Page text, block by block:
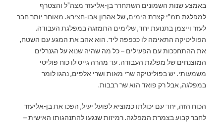
באמצע שנות השמונים השתחרר בן-אליעזר מצה"ל והצטרף
למפלגת תמ"י קצרת הימים, של אהרון אבו-חצירא. מאוחר יותר חבר
לעזר וייצמן בתנועת יחד, שלימים התמזגה במפלגת העבודה.
הפוליטיקה התאימה לו ככפפה ליד. הוא אהב את המגע עם השטח,
את ההתחככות עם הפעילים – כל מה שהיה שנוא על הגנרלים
המוצנחים של מפלגת העבודה. עד מהרה גייס לו כוח פוליטי
משמעותי. יש בפוליטיקה שרי מאות ושרי אלפים, נהגו לומר
במפלגה, אבל רק פואד הוא שר רבבות.
הכוח הזה, יחד עם יכולתו כמוציא לפועל יעיל, הפכו את בן-אליעזר
לחבר קבוע בצמרת המפלגה. רמיזות שנגעו להתנהגותו האישית –